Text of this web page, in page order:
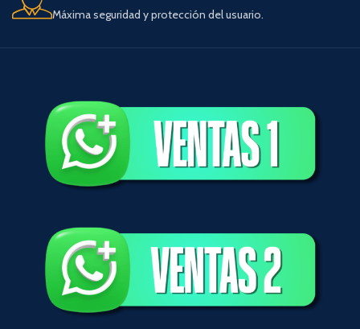
Máxima seguridad y protección del usuario.